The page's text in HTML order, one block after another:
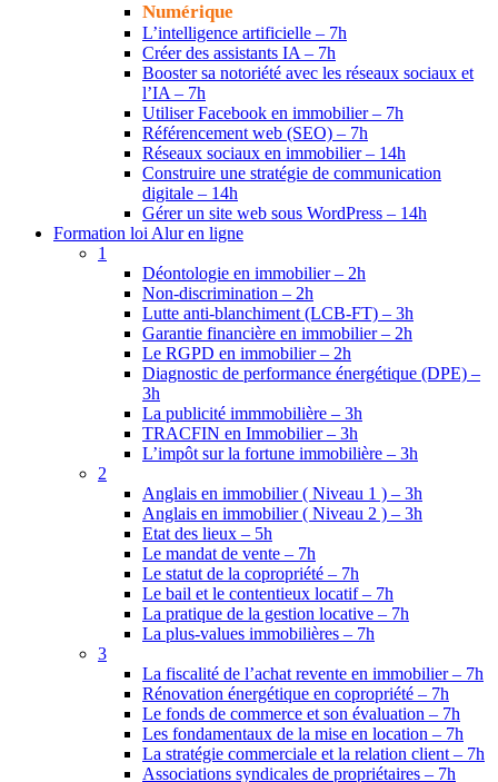
Numérique
L’intelligence artificielle – 7h
Créer des assistants IA – 7h
Booster sa notoriété avec les réseaux sociaux et
l’IA – 7h
Utiliser Facebook en immobilier – 7h
Référencement web (SEO) – 7h
Réseaux sociaux en immobilier – 14h
Construire une stratégie de communication
digitale – 14h
Gérer un site web sous WordPress – 14h
Formation loi Alur en ligne
1
Déontologie en immobilier – 2h
Non-discrimination – 2h
Lutte anti-blanchiment (LCB-FT) – 3h
Garantie financière en immobilier – 2h
Le RGPD en immobilier – 2h
Diagnostic de performance énergétique (DPE) –
3h
La publicité immmobilière – 3h
TRACFIN en Immobilier – 3h
L’impôt sur la fortune immobilière – 3h
2
Anglais en immobilier ( Niveau 1 ) – 3h
Anglais en immobilier ( Niveau 2 ) – 3h
Etat des lieux – 5h
Le mandat de vente – 7h
Le statut de la copropriété – 7h
Le bail et le contentieux locatif – 7h
La pratique de la gestion locative – 7h
La plus-values immobilières – 7h
3
La fiscalité de l’achat revente en immobilier – 7h
Rénovation énergétique en copropriété – 7h
Le fonds de commerce et son évaluation – 7h
Les fondamentaux de la mise en location – 7h
La stratégie commerciale et la relation client – 7h
Associations syndicales de propriétaires – 7h